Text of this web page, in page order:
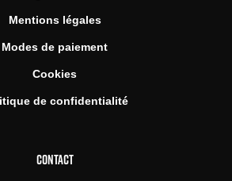
Mentions légales
Modes de paiement
Cookies
de confidentialité
CONTACT